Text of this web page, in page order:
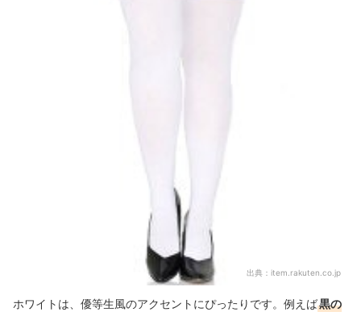
出典： item.rakuten.co.jp
ホワイトは、優等生風のアクセントにぴったりです。例えば黒の